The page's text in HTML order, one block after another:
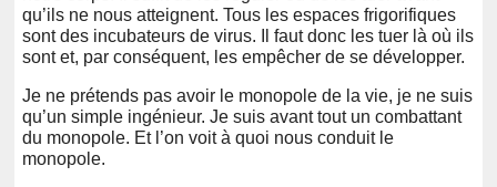
qu’ils ne nous atteignent. Tous les espaces frigorifiques
sont des incubateurs de virus. Il faut donc les tuer là où ils
sont et, par conséquent, les empêcher de se développer.
Je ne prétends pas avoir le monopole de la vie, je ne suis
qu’un simple ingénieur. Je suis avant tout un combattant
du monopole. Et l’on voit à quoi nous conduit le
monopole.